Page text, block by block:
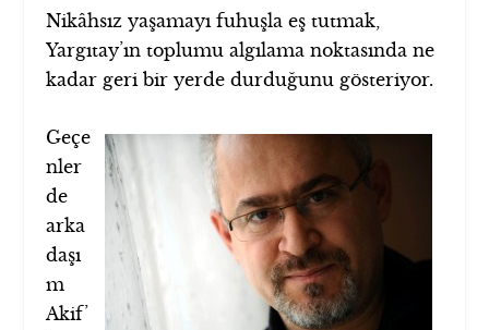
Nikâhsız yaşamayı fuhuşla eş tutmak,
Yargıtay’ın toplumu algılama noktasında ne
kadar geri bir yerde durduğunu gösteriyor.
Geçe
nler
de
arka
daşı
m
Akif’